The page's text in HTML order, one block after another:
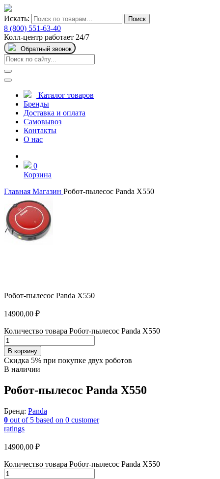
Искать: Поиск
8 (800) 551-63-40
Колл-центр работает 24/7
Обратный звонок
Каталог товаров
Бренды
Доставка и оплата
Самовывоз
Контакты
О нас
0
Корзина
Главная Магазин Робот-пылесос Panda Х550
Робот-пылесос Panda Х550
14900,00 ₽
Количество товара Робот-пылесос Panda Х550
В корзину
Скидка 5% при покупке двух роботов
В наличии
Робот-пылесос Panda Х550
Бренд: Panda
0 out of 5 based on 0 customer
ratings
14900,00 ₽
Количество товара Робот-пылесос Panda Х550